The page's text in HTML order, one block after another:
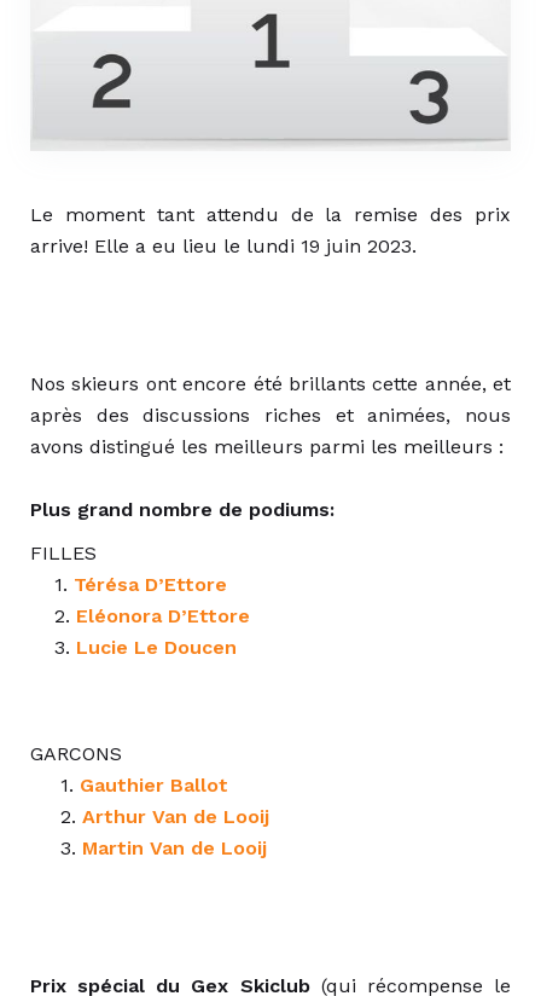
Le moment tant attendu de la remise des prix
arrive! Elle a eu lieu le lundi 19 juin 2023.
Nos skieurs ont encore été brillants cette année, et
après des discussions riches et animées, nous
avons distingué les meilleurs parmi les meilleurs :
Plus grand nombre de podiums:
FILLES
1. Térésa D’Ettore
2. Eléonora D’Ettore
3. Lucie Le Doucen
GARCONS
1. Gauthier Ballot
2. Arthur Van de Looij
3. Martin Van de Looij
Prix spécial du Gex Skiclub(qui récompense le